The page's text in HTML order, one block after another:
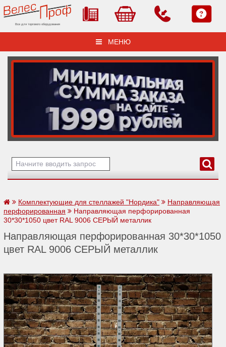
Все для торгового оборудования
МЕНЮ
Комплектующие для стеллажей "Нордика"
Направляющая
перфорированная
Направляющая перфорированная
30*30*1050 цвет RAL 9006 СЕРЫЙ металлик
Направляющая перфорированная 30*30*1050
цвет RAL 9006 СЕРЫЙ металлик